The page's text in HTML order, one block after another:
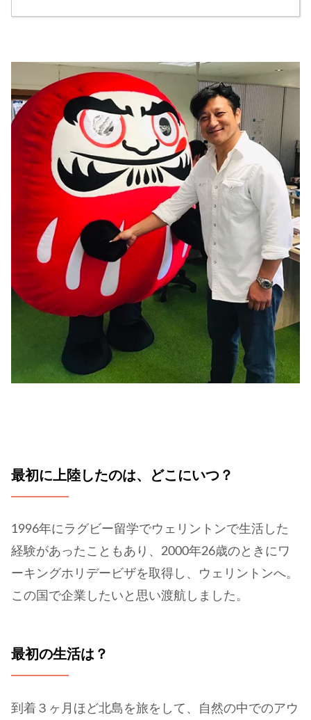
最初に上陸したのは、どこにいつ？
1996年にラグビー留学でウェリントンで生活した
経験があったこともあり、2000年26歳のときにワ
ーキングホリデービザを取得し、ウェリントンへ。
この国で企業したいと思い渡航しました。
最初の生活は？
到着３ヶ月ほど北島を旅をして、自然の中でのアウ